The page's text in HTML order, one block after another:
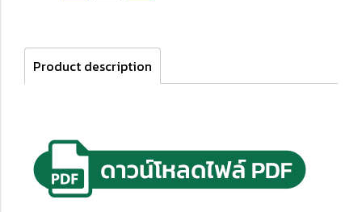
Product description